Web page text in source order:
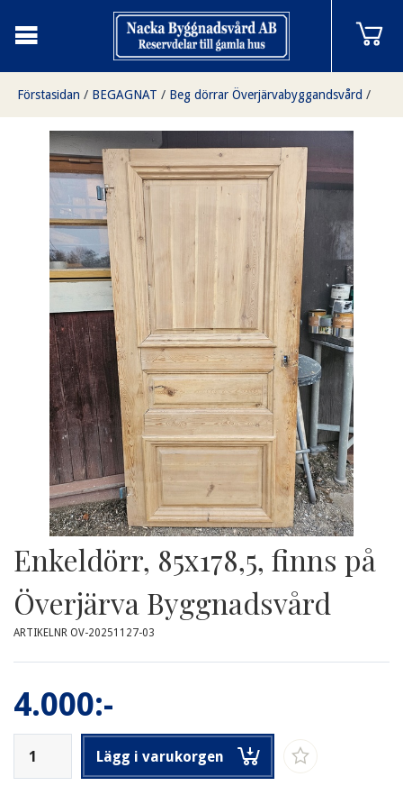
Förstasidan / BEGAGNAT / Beg dörrar Överjärvabyggandsvård /
Mellan 80-90cm
Enkeldörr, 85x178,5, finns på Överjärva Byggnadsvård
Enkeldörr, 85x178,5, finns på
Överjärva Byggnadsvård
ARTIKELNR OV-20251127-03
4.000:-
Lägg i varukorgen